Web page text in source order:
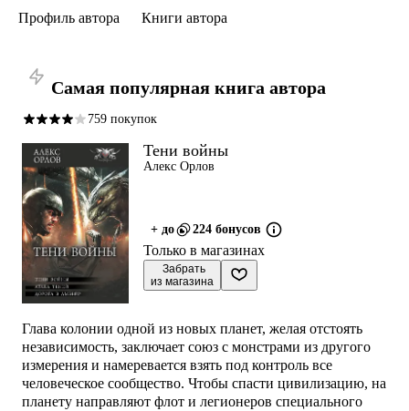
Профиль автора Книги автора
Самая популярная книга автора
759 покупок
Тени войны
Алекс Орлов
+ до 224 бонусов
Только в магазинах
Забрать
из магазина
Глава колонии одной из новых планет, желая отстоять
независимость, заключает союз с монстрами из другого
измерения и намеревается взять под контроль все
человеческое сообщество. Чтобы спасти цивилизацию, на
планету направляют флот и легионеров специального